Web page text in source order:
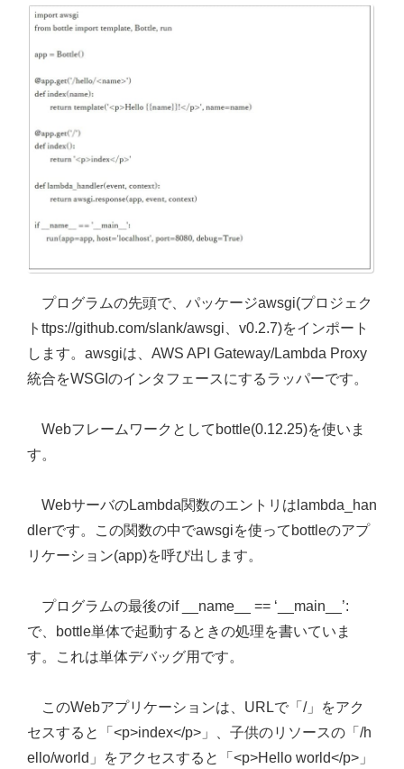
プログラムの先頭で、パッケージawsgi(プロジェク
トttps://github.com/slank/awsgi、v0.2.7)をインポート
します。awsgiは、AWS API Gateway/Lambda Proxy
統合をWSGIのインタフェースにするラッパーです。
Webフレームワークとしてbottle(0.12.25)を使いま
す。
WebサーバのLambda関数のエントリはlambda_han
dlerです。この関数の中でawsgiを使ってbottleのアプ
リケーション(app)を呼び出します。
プログラムの最後のif __name__ == ‘__main__’:
で、bottle単体で起動するときの処理を書いていま
す。これは単体デバッグ用です。
このWebアプリケーションは、URLで「/」をアク
セスすると「<p>index</p>」、子供のリソースの「/h
ello/world」をアクセスすると「<p>Hello world</p>」